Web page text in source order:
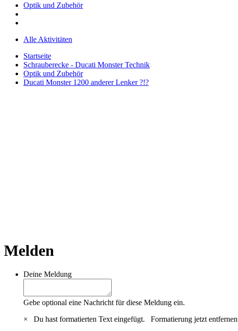
Optik und Zubehör
Alle Aktivitäten
Startseite
Schrauberecke - Ducati Monster Technik
Optik und Zubehör
Ducati Monster 1200 anderer Lenker ?!?
Melden
Deine Meldung
Gebe optional eine Nachricht für diese Meldung ein.
×
Du hast formatierten Text eingefügt. Formatierung jetzt entfernen